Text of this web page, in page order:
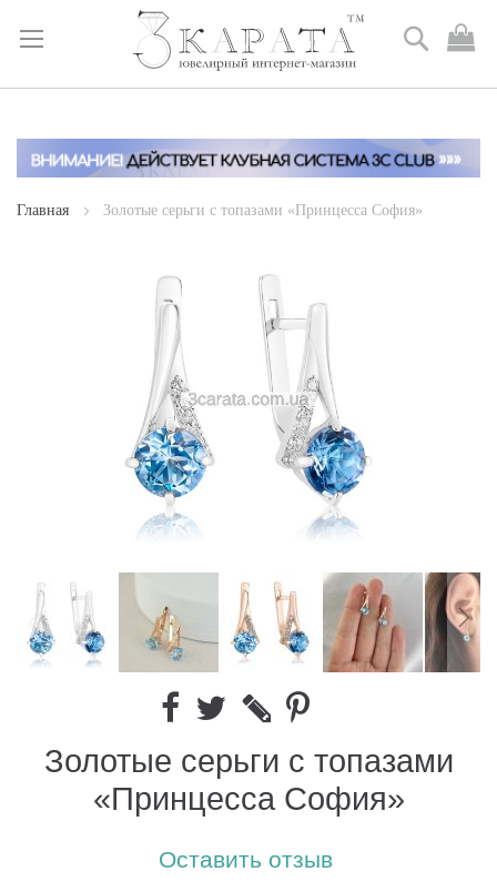
Skip
Content
Поиск
Главная Золотые серьги с топазами «Принцесса София»
Золотые серьги с топазами
«Принцесса София»
Оставить отзыв